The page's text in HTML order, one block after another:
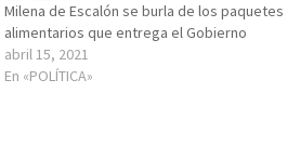
Milena de Escalón se burla de los paquetes
alimentarios que entrega el Gobierno
abril 15, 2021
En «POLÍTICA»